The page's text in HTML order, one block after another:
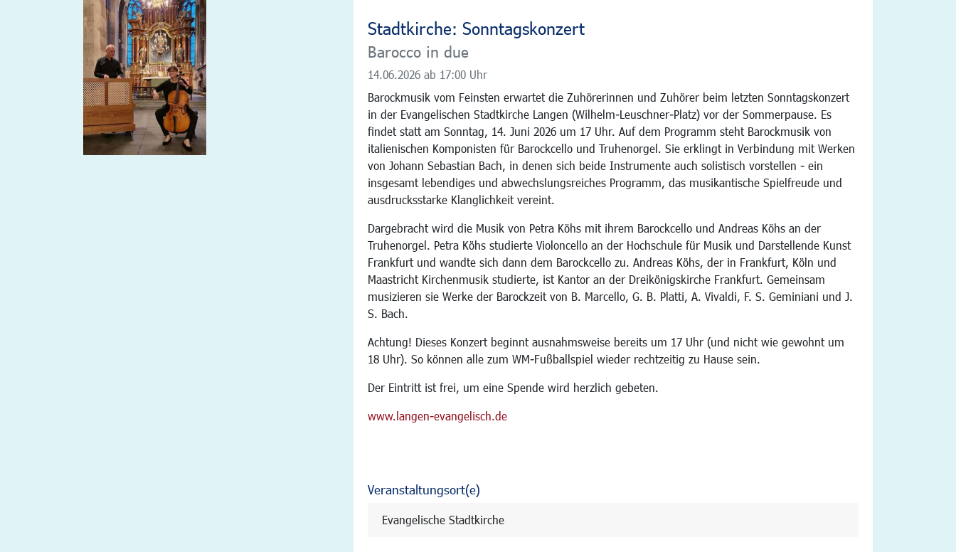
Stadtkirche: Sonntagskonzert
Barocco in due
14.06.2026ab 17:00 Uhr
Barockmusik vom Feinsten erwartet die Zuhörerinnen und Zuhörer beim letzten Sonntagskonzert
in der Evangelischen Stadtkirche Langen (Wilhelm-Leuschner-Platz) vor der Sommerpause. Es
findet statt am Sonntag, 14. Juni 2026 um 17 Uhr. Auf dem Programm steht Barockmusik von
italienischen Komponisten für Barockcello und Truhenorgel. Sie erklingt in Verbindung mit Werken
von Johann Sebastian Bach, in denen sich beide Instrumente auch solistisch vorstellen - ein
insgesamt lebendiges und abwechslungsreiches Programm, das musikantische Spielfreude und
ausdrucksstarke Klanglichkeit vereint.
Dargebracht wird die Musik von Petra Köhs mit ihrem Barockcello und Andreas Köhs an der
Truhenorgel. Petra Köhs studierte Violoncello an der Hochschule für Musik und Darstellende Kunst
Frankfurt und wandte sich dann dem Barockcello zu. Andreas Köhs, der in Frankfurt, Köln und
Maastricht Kirchenmusik studierte, ist Kantor an der Dreikönigskirche Frankfurt. Gemeinsam
musizieren sie Werke der Barockzeit von B. Marcello, G. B. Platti, A. Vivaldi, F. S. Geminiani und J.
S. Bach.
Achtung! Dieses Konzert beginnt ausnahmsweise bereits um 17 Uhr (und nicht wie gewohnt um
18 Uhr). So können alle zum WM-Fußballspiel wieder rechtzeitig zu Hause sein.
Der Eintritt ist frei, um eine Spende wird herzlich gebeten.
www.langen-evangelisch.de
Veranstaltungsort(e)
Evangelische Stadtkirche